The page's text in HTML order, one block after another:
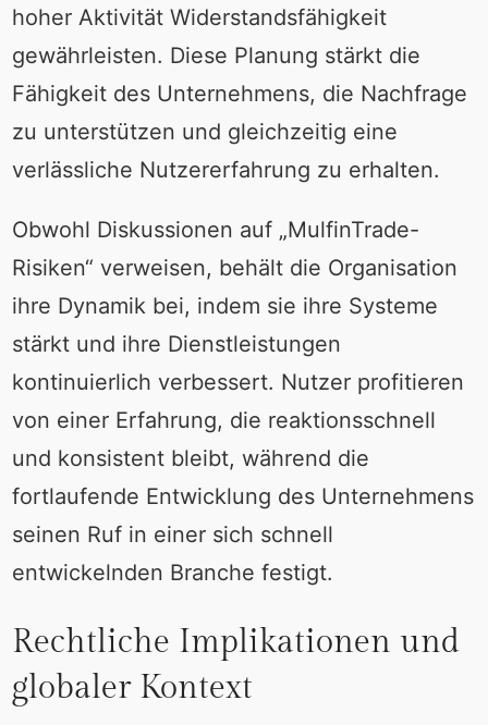
hoher Aktivität Widerstandsfähigkeit
gewährleisten. Diese Planung stärkt die
Fähigkeit des Unternehmens, die Nachfrage
zu unterstützen und gleichzeitig eine
verlässliche Nutzererfahrung zu erhalten.
Obwohl Diskussionen auf „MulfinTrade-
Risiken“ verweisen, behält die Organisation
ihre Dynamik bei, indem sie ihre Systeme
stärkt und ihre Dienstleistungen
kontinuierlich verbessert. Nutzer profitieren
von einer Erfahrung, die reaktionsschnell
und konsistent bleibt, während die
fortlaufende Entwicklung des Unternehmens
seinen Ruf in einer sich schnell
entwickelnden Branche festigt.
Rechtliche Implikationen und
globaler Kontext